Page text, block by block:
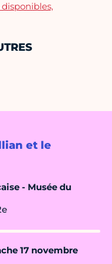
et le
- Musée du
17 novembre